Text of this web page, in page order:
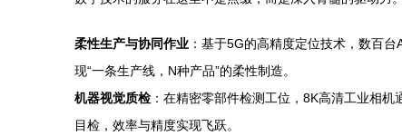
柔性生产与协同作业 ：基于5G的高精度定位技术，数百
现“一条生产线，N种产品”的柔性制造。
机器视觉质检：在精密零部件检测工位，8K高清工业相
目检，效率与精度实现飞跃。